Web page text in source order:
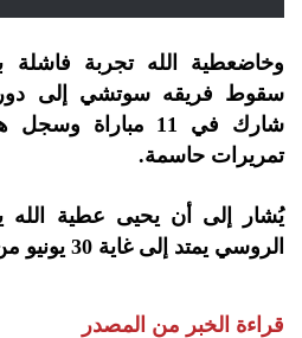
وخاضعطية الله تجربة
سقوط فريقه سوتشي إلى دوري
تمريرات حاسمة.
يُشار إلى أن يحيى عطية
الروسي يمتد إلى غاية 30 يونيو من سنة 2026.
قراءة الخبر من المصدر